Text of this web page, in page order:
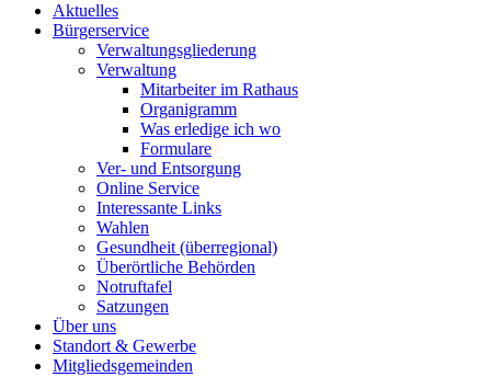
Aktuelles
Bürgerservice
Verwaltungsgliederung
Verwaltung
Mitarbeiter im Rathaus
Organigramm
Was erledige ich wo
Formulare
Ver- und Entsorgung
Online Service
Interessante Links
Wahlen
Gesundheit (überregional)
Überörtliche Behörden
Notruftafel
Satzungen
Über uns
Standort & Gewerbe
Mitgliedsgemeinden